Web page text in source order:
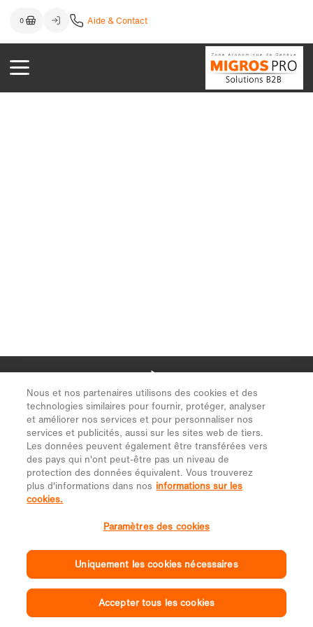
Nous et nos partenaires utilisons des cookies et des
technologies similaires pour fournir, protéger, analyser
et améliorer nos services et pour personnaliser nos
services et publicités, aussi sur les sites web de tiers.
Les données peuvent également être transférées vers
des pays qui n'ont peut-être pas un niveau de
protection des données équivalent. Vous trouverez
plus d'informations dans nos informations sur les
cookies.
Paramètres des cookies
Uniquement les cookies nécessaires
Accepter tous les cookies